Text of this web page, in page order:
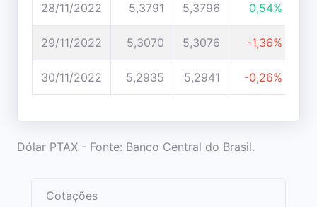
28/11/2022 5,3791 5,3796 0,54%
29/11/2022 5,3070 5,3076 -1,36%
30/11/2022 5,2935 5,2941 -0,26%
Dólar PTAX - Fonte: Banco Central do Brasil.
Cotações